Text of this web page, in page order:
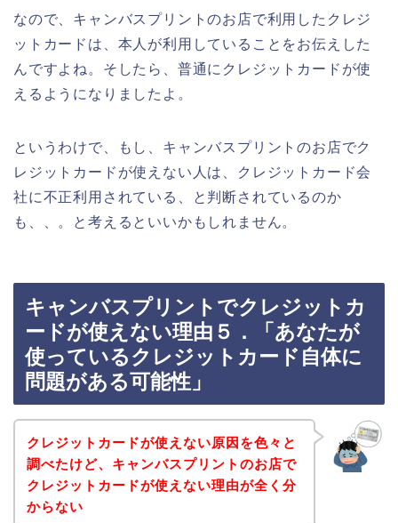
なので、キャンバスプリントのお店で利用したクレジ
ットカードは、本人が利用していることをお伝えした
んですよね。そしたら、普通にクレジットカードが使
えるようになりましたよ。
というわけで、もし、キャンバスプリントのお店でク
レジットカードが使えない人は、クレジットカード会
社に不正利用されている、と判断されているのか
も、、。と考えるといいかもしれません。
キャンバスプリントでクレジットカ
ードが使えない理由５．「あなたが
使っているクレジットカード自体に
問題がある可能性」
クレジットカードが使えない原因を色々と
調べたけど、キャンバスプリントのお店で
クレジットカードが使えない理由が全く分
からない